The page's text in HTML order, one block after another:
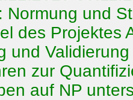
Normung und
des Projektes
und
zur
auf NP